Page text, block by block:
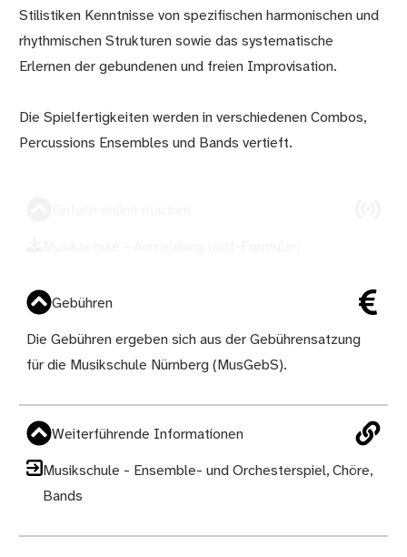
Stilistiken Kenntnisse von spezifischen harmonischen und
rhythmischen Strukturen sowie das systematische
Erlernen der gebundenen und freien Improvisation.
Die Spielfertigkeiten werden in verschiedenen Combos,
Percussions Ensembles und Bands vertieft.
Gebühren
Die Gebühren ergeben sich aus derGebührensatzung
für die Musikschule Nürnberg (MusGebS).
Weiterführende Informationen
Musikschule - Ensemble- und Orchesterspiel, Chöre,
Bands